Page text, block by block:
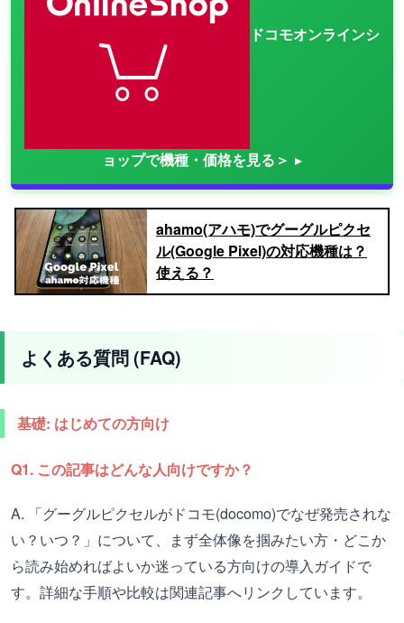
ドコモオンラインシ
ョップで機種・価格を見る＞
ahamo(アハモ)でグーグルピクセ
ル(Google Pixel)の対応機種は？
使える？
よくある質問 (FAQ)
基礎: はじめての方向け
Q1. この記事はどんな人向けですか？
A. 「グーグルピクセルがドコモ(docomo)でなぜ発売されな
い？いつ？」について、まず全体像を掴みたい方・どこか
ら読み始めればよいか迷っている方向けの導入ガイドで
す。詳細な手順や比較は関連記事へリンクしています。